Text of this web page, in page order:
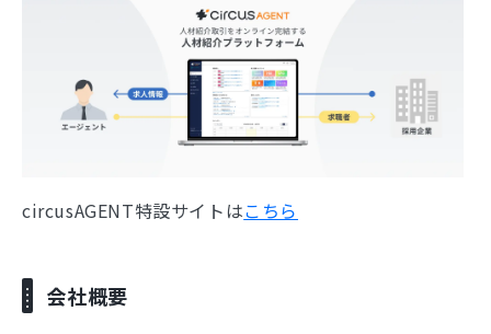
circusAGENT特設サイトはこちら
会社概要